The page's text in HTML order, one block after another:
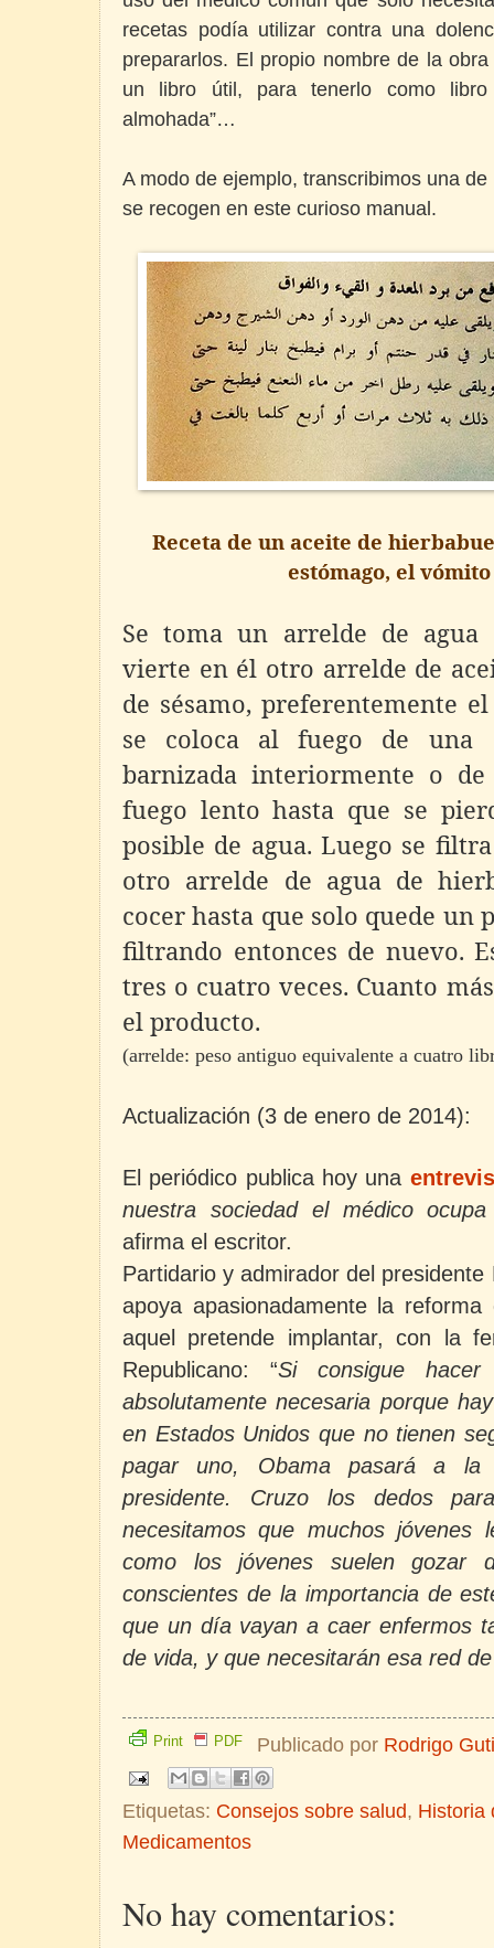
recetas podía utilizar contra una
prepararlos. El propio nombre de la
un libro útil, para tenerlo como libro
almohada”…
A modo de ejemplo, transcribimos una
se recogen en este curioso manual.
Receta de un aceite de
estómago, el
Se toma un arrelde de agua
vierte en él otro arrelde de
de sésamo, preferentemente
se coloca al fuego de
barnizada interiormente o
fuego lento hasta que se
posible de agua. Luego se
otro arrelde de agua de
cocer hasta que solo quede un
filtrando entonces de nuevo.
tres o cuatro veces. Cuanto
el producto.
(arrelde: peso antiguo equivalente a cuatro
Actualización (3 de enero de 2014):
El periódico publica hoy una
nuestra sociedad el médico
afirma el escritor.
Partidario y admirador del
apoya apasionadamente la
aquel pretende implantar, con la
Republicano: “Si consigue
absolutamente necesaria porque
en Estados Unidos que no tienen
pagar uno, Obama pasará a la
presidente. Cruzo los dedos
necesitamos que muchos jóvenes
como los jóvenes suelen gozar
conscientes de la importancia de
que un día vayan a caer enfermos
de vida, y que necesitarán esa red
Print PDF Publicado por Rodrigo
Etiquetas: Consejos sobre salud, Historia
Medicamentos
No hay comentarios: